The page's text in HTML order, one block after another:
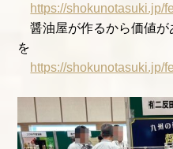
https://shokunotasuki.jp/
醤油屋が作るから価値
を
https://shokunotasuki.jp/